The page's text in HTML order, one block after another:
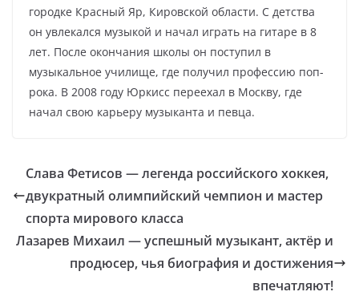
городке Красный Яр, Кировской области. С детства
он увлекался музыкой и начал играть на гитаре в 8
лет. После окончания школы он поступил в
музыкальное училище, где получил профессию поп-
рока. В 2008 году Юркисс переехал в Москву, где
начал свою карьеру музыканта и певца.
Слава Фетисов — легенда российского хоккея,
двукратный олимпийский чемпион и мастер
спорта мирового класса
Лазарев Михаил — успешный музыкант, актёр и
продюсер, чья биография и достижения
впечатляют!